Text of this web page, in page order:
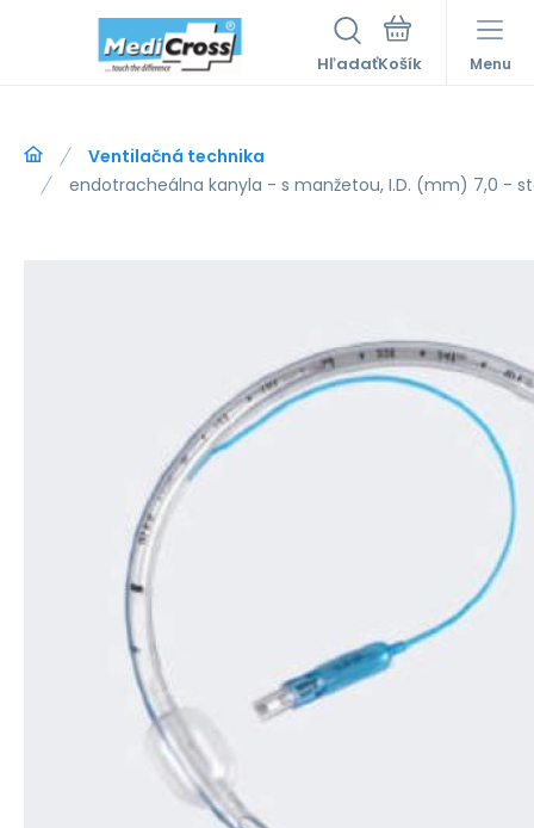
Hľadať Menu
Ventilačná technika
endotracheálna kanyla - s manžetou, I.D. (mm) 7,0 -